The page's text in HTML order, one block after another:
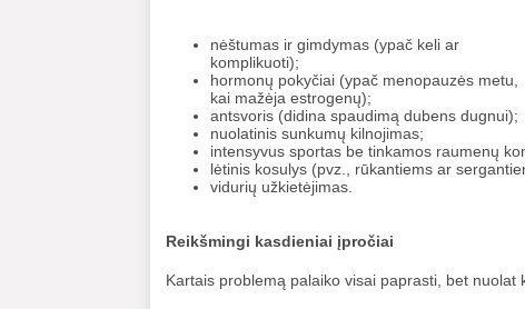
nėštumas ir gimdymas (ypač keli ar
komplikuoti);
hormonų pokyčiai (ypač menopauzės metu,
kai mažėja estrogenų);
antsvoris (didina spaudimą dubens dugnui);
nuolatinis sunkumų kilnojimas;
intensyvus sportas be tinkamos raumenų
lėtinis kosulys (pvz., rūkantiems ar
vidurių užkietėjimas.
Reikšmingi kasdieniai įpročiai
Kartais problemą palaiko visai paprasti, bet nuolat